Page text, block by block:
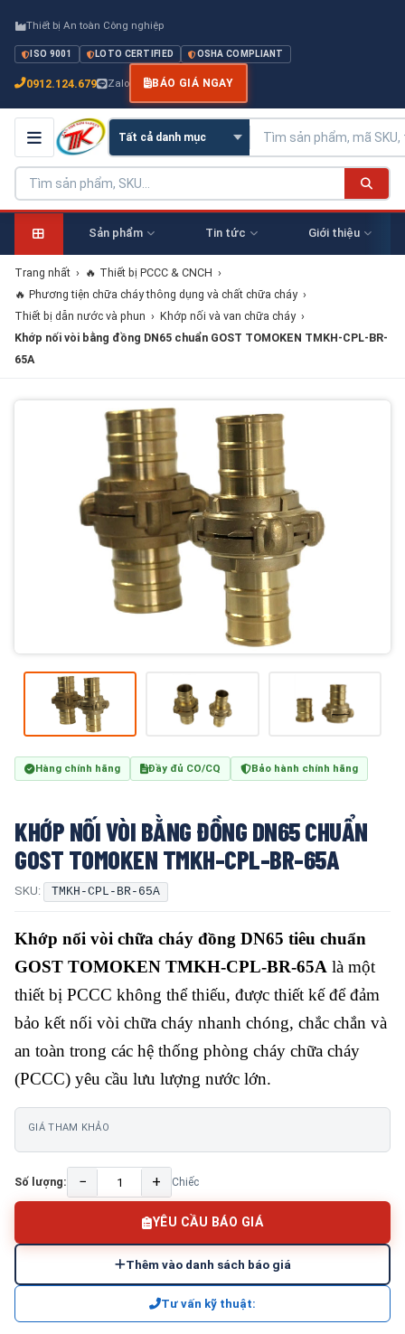
Thiết bị An toàn Công nghiệp
ISO 9001 LOTO CERTIFIED OSHA COMPLIANT
0912.124.679 Zalo BÁO GIÁ NGAY
Sản phẩm Tin tức Giới thiệu
Trang nhất › 🔥 Thiết bị PCCC & CNCH ›
🔥 Phương tiện chữa cháy thông dụng và chất chữa cháy ›
Thiết bị dẫn nước và phun › Khớp nối và van chữa cháy ›
Khớp nối vòi bằng đồng DN65 chuẩn GOST TOMOKEN TMKH-CPL-BR-
65A
Hàng chính hãng Đầy đủ CO/CQ Bảo hành chính hãng
KHỚP NỐI VÒI BẰNG ĐỒNG DN65 CHUẨN
GOST TOMOKEN TMKH-CPL-BR-65A
SKU: TMKH-CPL-BR-65A
Khớp nối vòi chữa cháy đồng DN65 tiêu chuẩn
GOST TOMOKEN TMKH-CPL-BR-65A là một
thiết bị PCCC không thể thiếu, được thiết kế để đảm
bảo kết nối vòi chữa cháy nhanh chóng, chắc chắn và
an toàn trong các hệ thống phòng cháy chữa cháy
(PCCC) yêu cầu lưu lượng nước lớn.
GIÁ THAM KHẢO
Số lượng: − + Chiếc
YÊU CẦU BÁO GIÁ
Thêm vào danh sách báo giá
Tư vấn kỹ thuật: